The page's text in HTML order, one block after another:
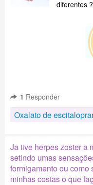
diferentes
1 Responder
Oxalato de
Ja tive herpes zoster a
setindo umas
formigamento ou como
minhas costas o que